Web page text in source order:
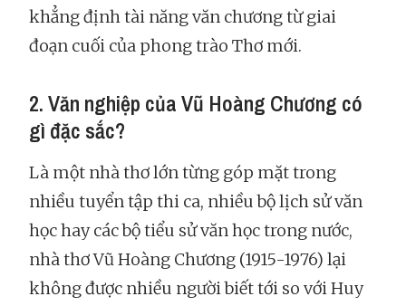
khẳng định tài năng văn chương từ giai
đoạn cuối của phong trào Thơ mới.
2. Văn nghiệp của Vũ Hoàng Chương có
gì đặc sắc?
Là một nhà thơ lớn từng góp mặt trong
nhiều tuyển tập thi ca, nhiều bộ lịch sử văn
học hay các bộ tiểu sử văn học trong nước,
nhà thơ Vũ Hoàng Chương (1915-1976) lại
không được nhiều người biết tới so với Huy